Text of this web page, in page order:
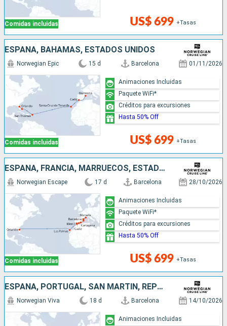
Comidas incluidas US$ 699 +Tasas
ESPAÑA, BAHAMAS, ESTADOS UNIDOS
Comidas incluidas
Norwegian Epic 15 d Barcelona 01/11/2026
US$ 699 +Tasas
Animaciones Incluidas
Paquete WiFi*
Créditos para excursiones
Hasta 50% Off
ESPAÑA, FRANCIA, MARRUECOS, ESTADOS UNIDOS
Comidas incluidas
Norwegian Escape 17 d Barcelona 28/10/2026
US$ 699 +Tasas
Animaciones Incluidas
Paquete WiFi*
Créditos para excursiones
Hasta 50% Off
ESPAÑA, PORTUGAL, SAN MARTÍN, REPÚBLICA DOMINICANA, JAMAICA, ESTADOS UNIDOS
Norwegian Viva 18 d Barcelona 14/10/2026
Animaciones Incluidas